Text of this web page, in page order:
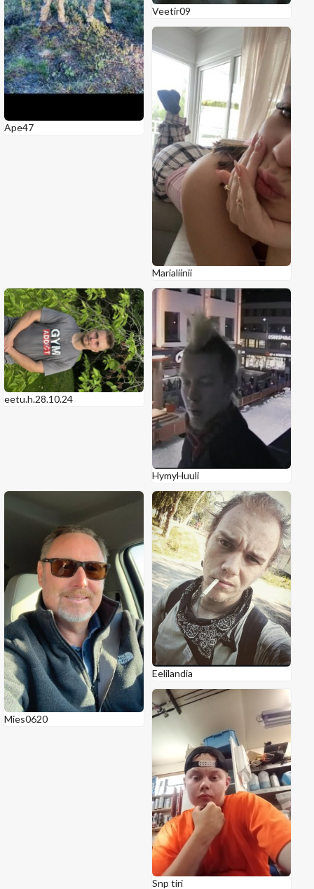
Ape47
Veetir09
Marialiinii
eetu.h.28.10.24
HymyHuuli
Mies0620
Eelilandia
Snp tiri